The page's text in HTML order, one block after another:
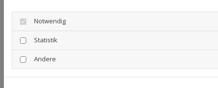
Das heißt, ab dem Zeitpunkt, an dem gesetzliche
Aufbewahrungspflichten nicht mehr
entgegenstehen, werden die Daten gelöscht,
sollten Sie nicht ausdrücklich einer weiteren
Verwendung zugestimmt haben.
Notwendig
Statistik
Andere